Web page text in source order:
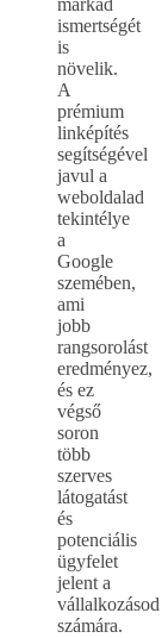
márkád
ismertségét
is
növelik.
A
prémium
linképítés
segítségével
javul a
weboldalad
tekintélye
a
Google
szemében,
ami
jobb
rangsorolást
eredményez,
és ez
végső
soron
több
szerves
látogatást
és
potenciális
ügyfelet
jelent a
vállalkozásod
számára.